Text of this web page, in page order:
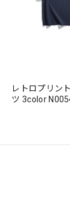
レトロプリン
ツ 3color